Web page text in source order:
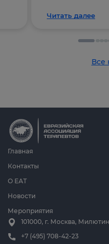
Читать далее
Все
Главная
О ЕАТ
Новости
Мероприятия
Контакты
101000, г. Москва,
+7 (495) 708-42-23